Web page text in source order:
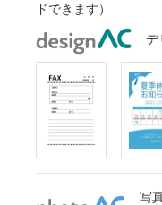
ドできます）
デ
写